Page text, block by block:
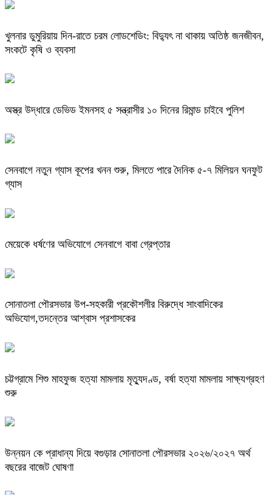
খুলনার ডুমুরিয়ায় দিন-রাতে চরম লোডশেডিং: বিদ্যুৎ না থাকায় অতিষ্ঠ জনজীবন,
সংকটে কৃষি ও ব্যবসা
অস্ত্র উদ্ধারে ডেভিড ইমনসহ ৫ সন্ত্রাসীর ১০ দিনের রিমান্ড চাইবে পুলিশ
সেনবাগে নতুন গ্যাস কূপের খনন শুরু, মিলতে পারে দৈনিক ৫-৭ মিলিয়ন ঘনফুট
গ্যাস
মেয়েকে ধর্ষণের অভিযোগে সেনবাগে বাবা গ্রেপ্তার
সোনাতলা পৌরসভার উপ-সহকারী প্রকৌশলীর বিরুদ্ধে সাংবাদিকের
অভিযোগ,তদন্তের আশ্বাস প্রশাসকের
চট্টগ্রামে শিশু মাহফুজ হত্যা মামলায় মৃত্যুদণ্ড, বর্ষা হত্যা মামলায় সাক্ষ্যগ্রহণ
শুরু
উন্নয়ন কে প্রাধান্য দিয়ে বগুড়ার সোনাতলা পৌরসভার ২০২৬/২০২৭ অর্থ
বছরের বাজেট ঘোষণা